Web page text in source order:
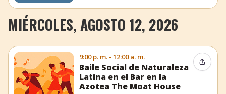
MIÉRCOLES, AGOSTO 12, 2026
9:00 p. m. - 12:00 a. m.
Baile Social de Naturaleza
Latina en el Bar en la
Azotea The Moat House